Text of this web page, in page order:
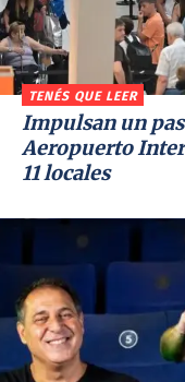
TENÉS QUE LEER
Impulsan un
Aeropuerto
11 locales